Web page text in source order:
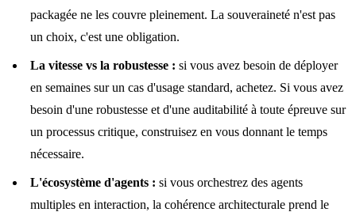
packagée ne les couvre pleinement. La souveraineté n'est pas
un choix, c'est une obligation.
La vitesse vs la robustesse : si vous avez besoin de déployer
en semaines sur un cas d'usage standard, achetez. Si vous avez
besoin d'une robustesse et d'une auditabilité à toute épreuve sur
un processus critique, construisez en vous donnant le temps
nécessaire.
L'écosystème d'agents : si vous orchestrez des agents
multiples en interaction, la cohérence architecturale prend le